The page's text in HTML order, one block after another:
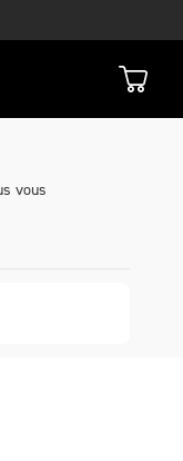
vous